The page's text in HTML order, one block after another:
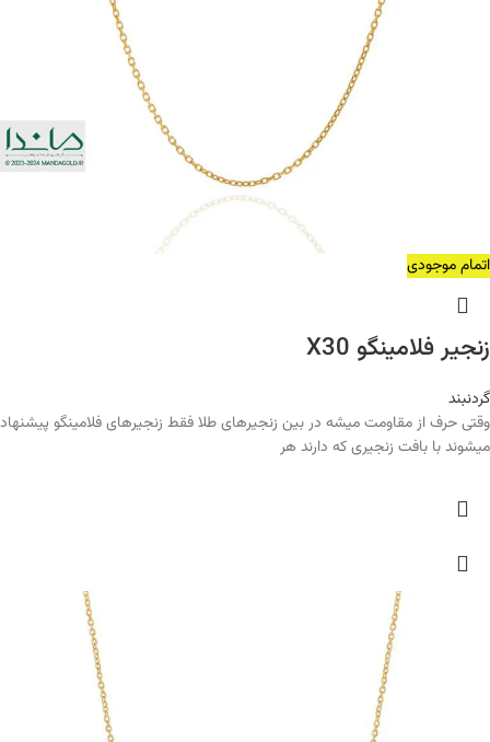
اتمام موجودی
زنجیر فلامینگو X30
گردنبند
وقتی حرف از مقاومت میشه در بین زنجیرهای طلا فقط زنجیرهای فلامینگو پیشنهاد
میشوند با بافت زنجیری که دارند هر